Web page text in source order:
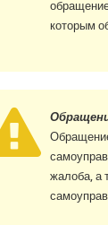
которым
жалоба, а